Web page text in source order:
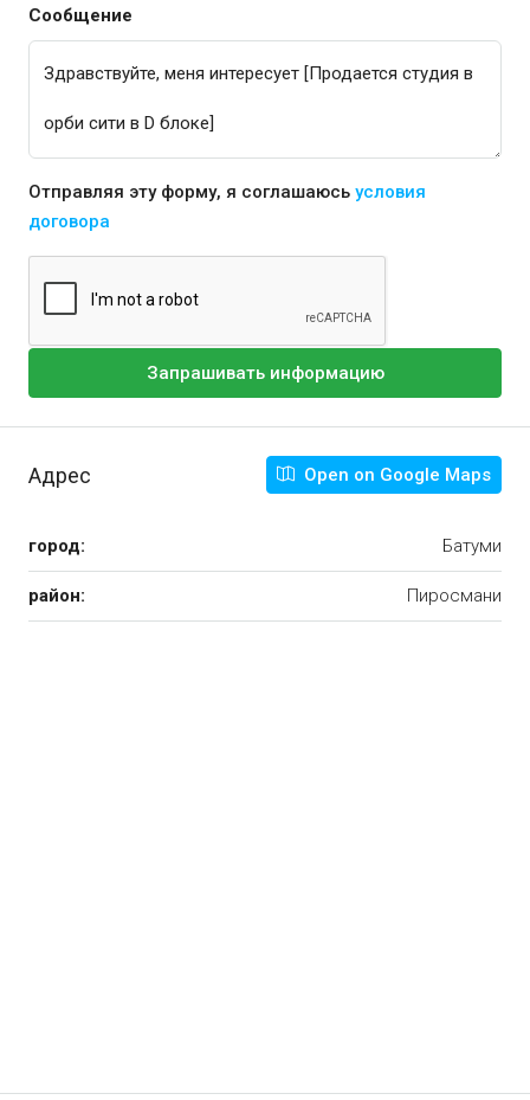
Сообщение
Отправляя эту форму, я соглашаюсь условия
договора
Запрашивать информацию
Адрес Open on Google Maps
город: Батуми
район: Пиросмани